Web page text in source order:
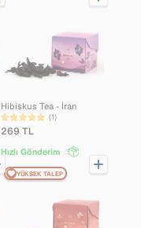
Hibiskus Tea - İran
(1)
269TL
Hızlı Gönderim
YÜKSEK TALEP